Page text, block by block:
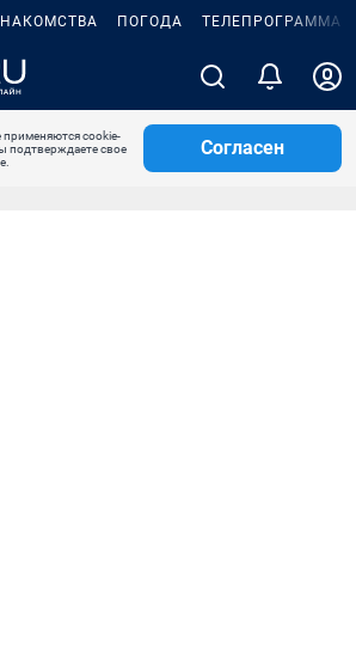
ПОГОДА ТЕЛЕПРОГРАММА
cookie-
подтверждаете свое
Согласен